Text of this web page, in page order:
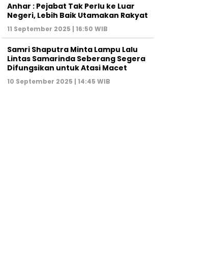
Anhar : Pejabat Tak Perlu ke Luar
Negeri, Lebih Baik Utamakan Rakyat
11 September 2025 | 16:50 WIB
Samri Shaputra Minta Lampu Lalu
Lintas Samarinda Seberang Segera
Difungsikan untuk Atasi Macet
10 September 2025 | 14:45 WIB